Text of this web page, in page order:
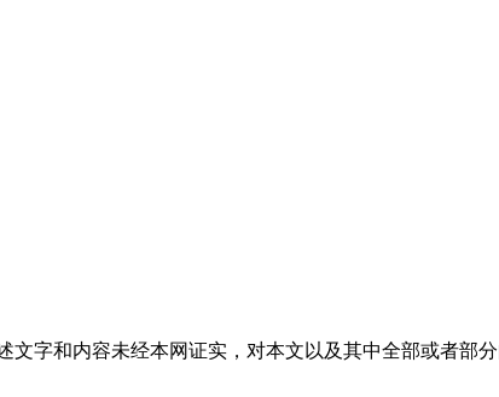
字和内容未经本网证实，对本文以及其中全部或者部